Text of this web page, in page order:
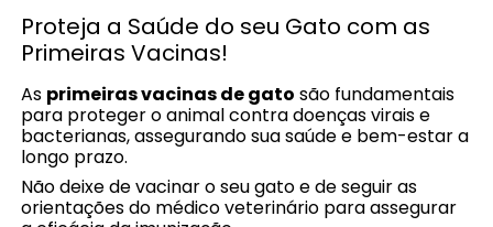
Proteja a Saúde do seu Gato com as
Primeiras Vacinas!
As primeiras vacinas de gato são fundamentais
para proteger o animal contra doenças virais e
bacterianas, assegurando sua saúde e bem-estar a
longo prazo.
Não deixe de vacinar o seu gato e de seguir as
orientações do médico veterinário para assegurar